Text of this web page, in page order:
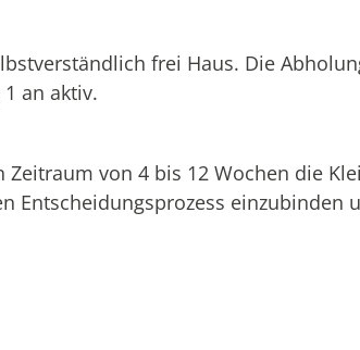
frei Haus. Die
an aktiv.
von 4 bis 12 Wochen die
Entscheidungsprozess einzubinden